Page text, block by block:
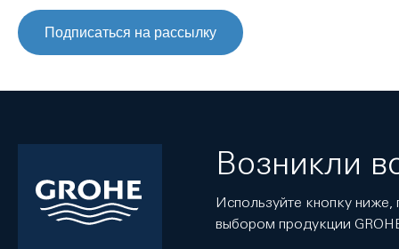
Подписаться на рассылку
Возникли
Используйте кнопку
выбором продукции